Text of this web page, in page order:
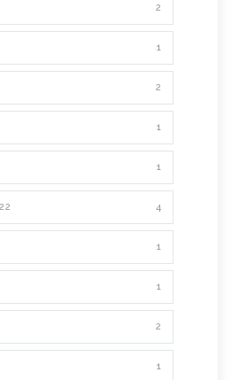
2
1
2
1
1
4
1
1
2
1